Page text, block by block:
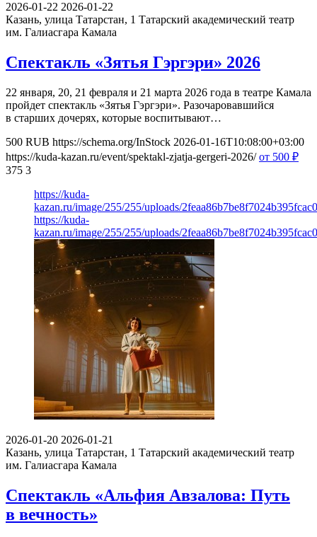
2026-01-22 2026-01-22
Казань, улица Татарстан, 1 Татарский академический театр
им. Галиасгара Камала
Спектакль «Зятья Гэргэри» 2026
22 января, 20, 21 февраля и 21 марта 2026 года в театре Камала
пройдет спектакль «Зятья Гэргэри». Разочаровавшийся
в старших дочерях, которые воспитывают…
500 RUB https://schema.org/InStock 2026-01-16T10:08:00+03:00
https://kuda-kazan.ru/event/spektakl-zjatja-gergeri-2026/ от 500 ₽
375 3
https://kuda-
kazan.ru/image/255/255/uploads/
https://kuda-
kazan.ru/image/255/255/uploads/
2026-01-20 2026-01-21
Казань, улица Татарстан, 1 Татарский академический театр
им. Галиасгара Камала
Спектакль «Альфия Авзалова: Путь
в вечность»